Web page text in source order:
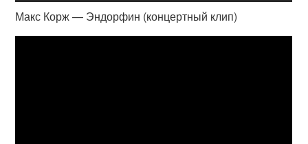
Макс Корж — Эндорфин (концертный клип)